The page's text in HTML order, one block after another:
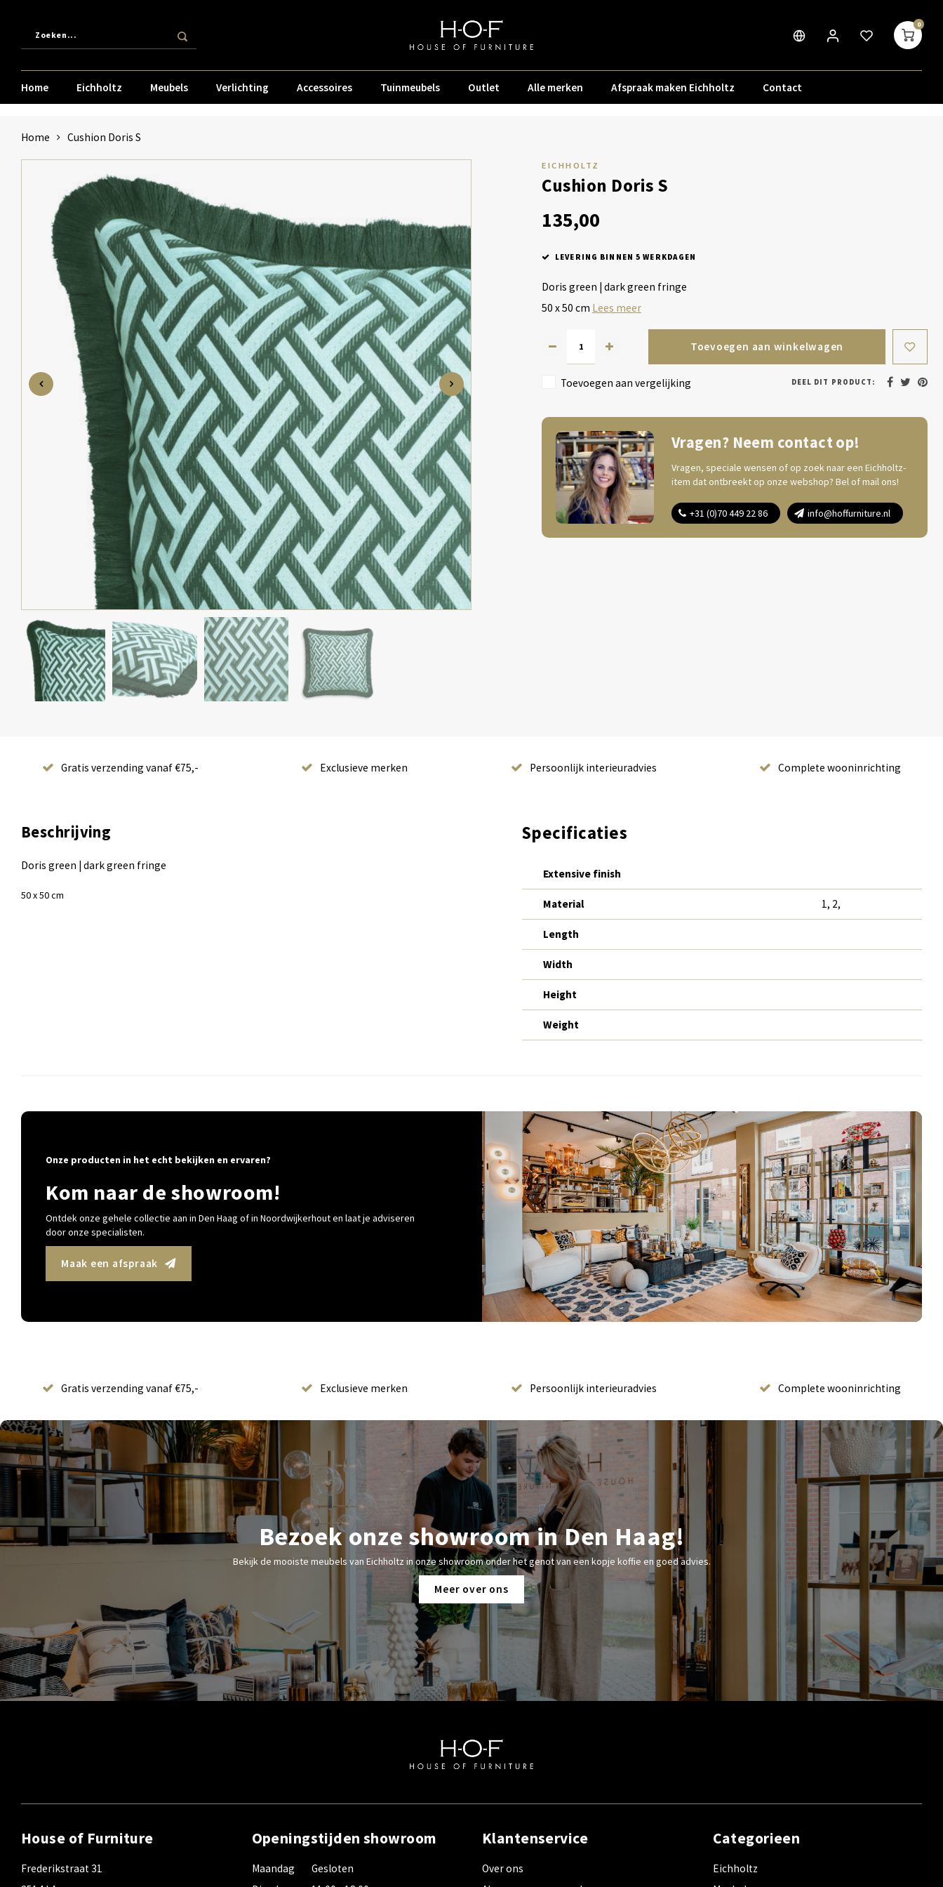
0
Home Eichholtz Meubels Verlichting Accessoires Tuinmeubels Outlet Alle merken Afspraak maken Eichholtz Contact
Home Cushion Doris S
EICHHOLTZ
Cushion Doris S
135,00
LEVERING BINNEN 5 WERKDAGEN
Doris green | dark green fringe
50 x 50 cm Lees meer
Toevoegen aan winkelwagen
Toevoegen aan vergelijking DEEL DIT PRODUCT:
Vragen? Neem contact op!
Vragen, speciale wensen of op zoek naar een Eichholtz-
item dat ontbreekt op onze webshop? Bel of mail ons!
+31 (0)70 449 22 86 info@hoffurniture.nl
Gratis verzending vanaf €75,- Exclusieve merken Persoonlijk interieuradvies Complete wooninrichting
Beschrijving
Doris green | dark green fringe
50 x 50 cm
Specificaties
Extensive finish
Material 1, 2,
Length
Width
Height
Weight
Onze producten in het echt bekijken en ervaren?
Kom naar de showroom!
Ontdek onze gehele collectie aan in Den Haag of in Noordwijkerhout en laat je adviseren
door onze specialisten.
Maak een afspraak
Gratis verzending vanaf €75,- Exclusieve merken Persoonlijk interieuradvies Complete wooninrichting
Bezoek onze showroom in Den Haag!
Bekijk de mooiste meubels van Eichholtz in onze showroom onder het genot van een kopje koffie en goed advies.
Meer over ons
House of Furniture
Frederikstraat 31
Openingstijden showroom
Maandag
Gesloten
Klantenservice
Over ons
Categorieen
Eichholtz